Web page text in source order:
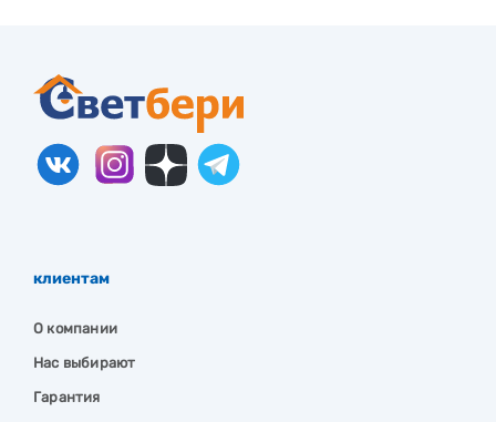
клиентам
О компании
Нас выбирают
Гарантия